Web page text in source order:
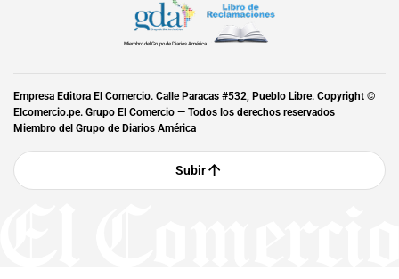
Miembro del Grupo de Diarios América
Empresa Editora El Comercio. Calle Paracas #532, Pueblo Libre. Copyright ©
Elcomercio.pe. Grupo El Comercio — Todos los derechos reservados
Miembro del Grupo de Diarios América
Subir